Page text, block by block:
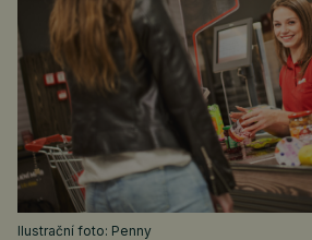
Ilustrační foto: Penny